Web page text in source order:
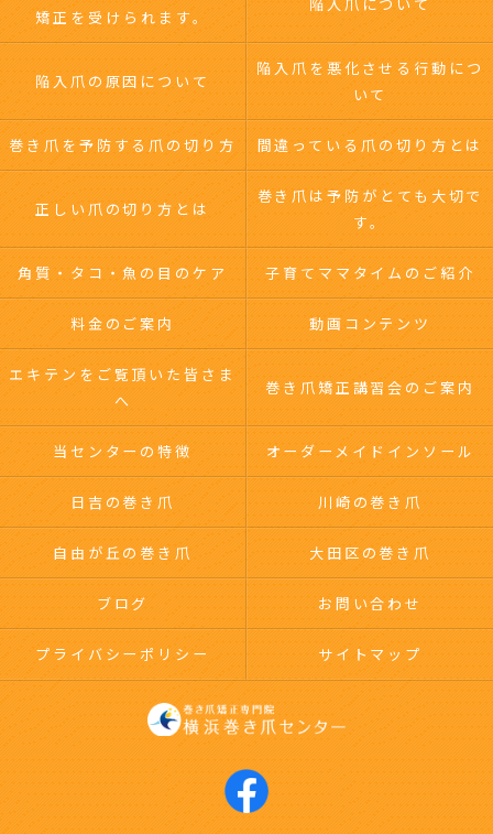
矯正を受けられます。
陥入爪の原因について
陥入爪を悪化させる行動につ
いて
巻き爪を予防する爪の切り方 間違っている爪の切り方とは
正しい爪の切り方とは
巻き爪は予防がとても大切で
す。
角質・タコ・魚の目のケア 子育てママタイムのご紹介
料金のご案内 動画コンテンツ
エキテンをご覧頂いた皆さま
へ
巻き爪矯正講習会のご案内
当センターの特徴 オーダーメイドインソール
日吉の巻き爪 川崎の巻き爪
自由が丘の巻き爪 大田区の巻き爪
ブログ お問い合わせ
プライバシーポリシー サイトマップ